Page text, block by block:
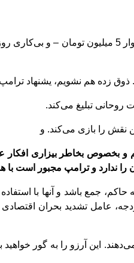
کاری
ذوق زده هم نشویم، یشنهاد
روحانی تبلیغ میکند.
نقش را بازی میکند. و
بخاطر بیزاری افکار
را ندارد و ترامپ مجبور است با
جمع باشد و آنها با
عامل تشدید بحران اقتصادی
دهند. این آرزو را به گور